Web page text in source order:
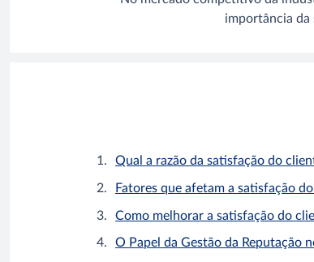
importância da
Qual a razão da satisfação do
Fatores que afetam a satisfação
Como melhorar a satisfação do
O Papel da Gestão da Reputação